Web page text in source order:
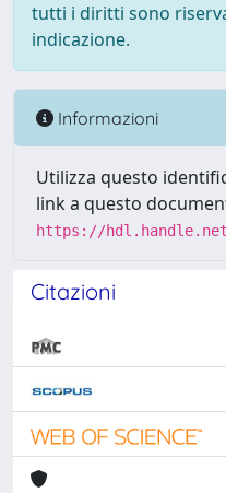
tutti i diritti sono
indicazione.
Informazioni
Utilizza questo
link a questo
https://hdl.handle.net/
Citazioni